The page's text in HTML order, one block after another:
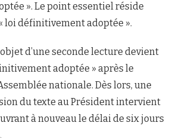
». Le point essentiel réside
loi définitivement adoptée ».
d’une seconde lecture devient
adoptée » après le
nationale. Dès lors, une
du texte au Président intervient
à nouveau le délai de six jours